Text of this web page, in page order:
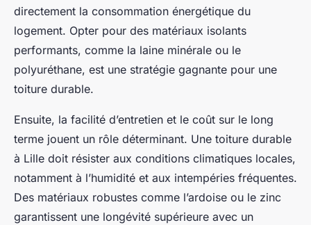
directement la consommation énergétique du
logement. Opter pour des matériaux isolants
performants, comme la laine minérale ou le
polyuréthane, est une stratégie gagnante pour une
toiture durable.
Ensuite, la facilité d’entretien et le coût sur le long
terme jouent un rôle déterminant. Une toiture durable
à Lille doit résister aux conditions climatiques locales,
notamment à l’humidité et aux intempéries fréquentes.
Des matériaux robustes comme l’ardoise ou le zinc
garantissent une longévité supérieure avec un